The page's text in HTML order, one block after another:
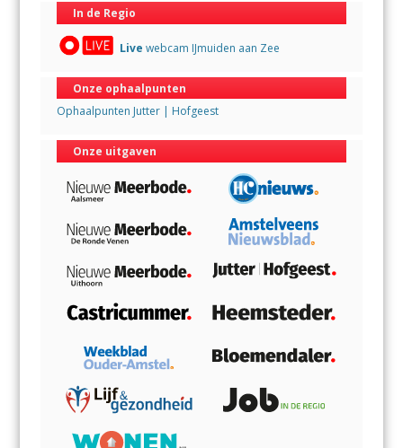
In de Regio
Live webcam IJmuiden aan Zee
Onze ophaalpunten
Ophaalpunten Jutter | Hofgeest
Onze uitgaven